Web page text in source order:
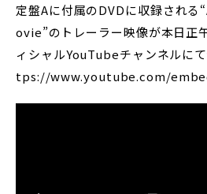
定盤Aに付属のDVDに収録され
ovie”のトレーラー映像が本日正
ィシャルYouTubeチャンネルに
tps://www.youtube.com/